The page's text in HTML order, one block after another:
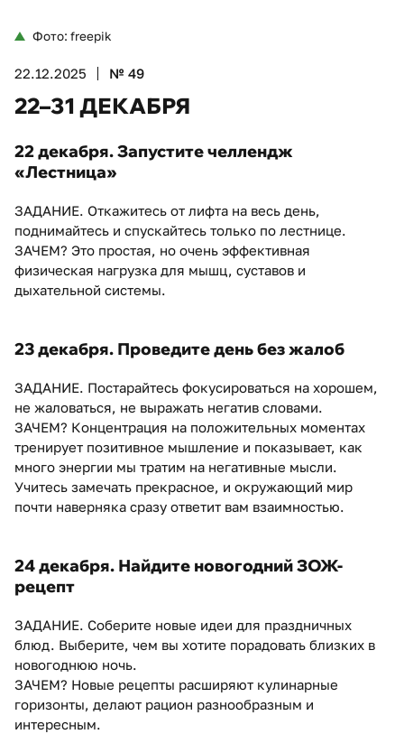
Фото: freepik
22.12.2025 № 49
22–31 ДЕКАБРЯ
22 декабря. Запустите челлендж
«Лестница»
ЗАДАНИЕ. Откажитесь от лифта на весь день,
поднимайтесь и спускайтесь только по лестнице.
ЗАЧЕМ? Это простая, но очень эффективная
физическая нагрузка для мышц, суставов и
дыхательной системы.
23 декабря. Проведите день без жалоб
ЗАДАНИЕ. Постарайтесь фокусироваться на хорошем,
не жаловаться, не выражать негатив словами.
ЗАЧЕМ? Концентрация на положительных моментах
тренирует позитивное мышление и показывает, как
много энергии мы тратим на негативные мысли.
Учитесь замечать прекрасное, и окружающий мир
почти наверняка сразу ответит вам взаимностью.
24 декабря. Найдите новогодний ЗОЖ-
рецепт
ЗАДАНИЕ. Соберите новые идеи для праздничных
блюд. Выберите, чем вы хотите порадовать близких в
новогоднюю ночь.
ЗАЧЕМ? Новые рецепты расширяют кулинарные
горизонты, делают рацион разнообразным и
интересным.